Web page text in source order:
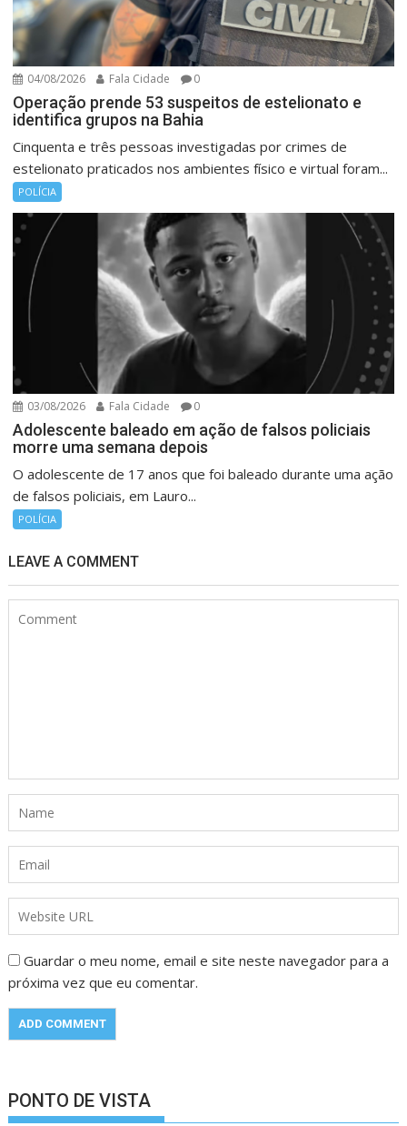
04/08/2026 Fala Cidade 0
Operação prende 53 suspeitos de estelionato e
identifica grupos na Bahia
Cinquenta e três pessoas investigadas por crimes de
estelionato praticados nos ambientes físico e virtual foram...
POLÍCIA
03/08/2026 Fala Cidade 0
Adolescente baleado em ação de falsos policiais
morre uma semana depois
O adolescente de 17 anos que foi baleado durante uma ação
de falsos policiais, em Lauro...
POLÍCIA
LEAVE A COMMENT
Guardar o meu nome, email e site neste navegador para a
próxima vez que eu comentar.
PONTO DE VISTA